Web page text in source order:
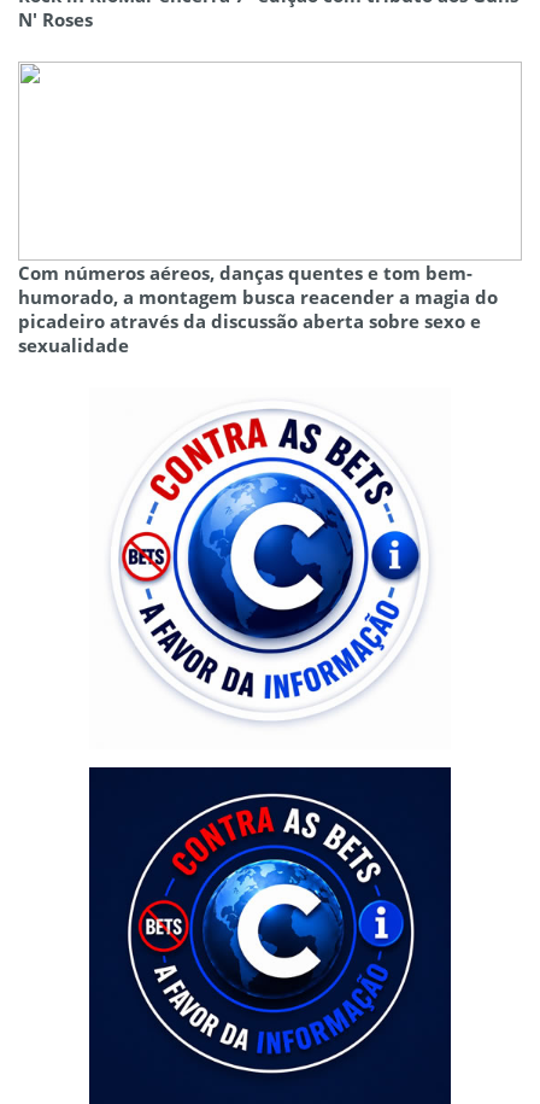
N' Roses
Com números aéreos, danças quentes e tom bem-
humorado, a montagem busca reacender a magia do
picadeiro através da discussão aberta sobre sexo e
sexualidade